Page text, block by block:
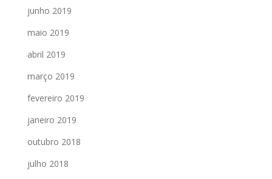
junho 2019
maio 2019
abril 2019
março 2019
fevereiro 2019
janeiro 2019
outubro 2018
julho 2018